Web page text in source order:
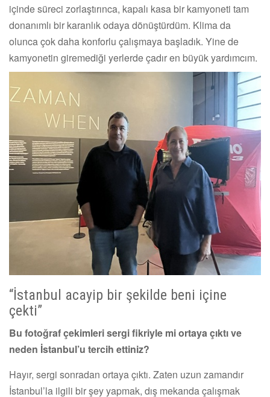
içinde süreci zorlaştırınca, kapalı kasa bir kamyoneti tam
donanımlı bir karanlık odaya dönüştürdüm. Klima da
olunca çok daha konforlu çalışmaya başladık. Yine de
kamyonetin giremediği yerlerde çadır en büyük yardımcım.
“İstanbul acayip bir şekilde beni içine
çekti”
Bu fotoğraf çekimleri sergi fikriyle mi ortaya çıktı ve
neden İstanbul’u tercih ettiniz?
Hayır, sergi sonradan ortaya çıktı. Zaten uzun zamandır
İstanbul’la ilgili bir şey yapmak, dış mekanda çalışmak